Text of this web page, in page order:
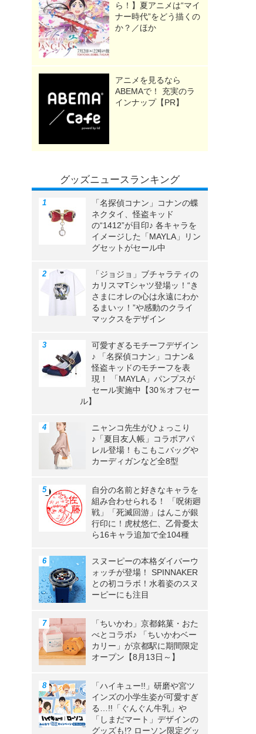
ら！】夏アニメは“マイ
ナー時代”をどう描くの
か？／ほか
アニメを見るなら
ABEMAで！ 充実のラ
インナップ【PR】
グッズニュースランキング
「名探偵コナン」コナンの蝶
ネクタイ、怪盗キッド
の“1412”が目印♪ 各キャラを
イメージした「MAYLA」リン
グセットがセール中
「ジョジョ」ブチャラティの
カリスマTシャツ登場ッ！“き
さまにオレの心は永遠にわか
るまいッ！”や感動のクライ
マックスをデザイン
可愛すぎるモチーフデザイン
♪ 「名探偵コナン」コナン&
怪盗キッドのモチーフを表
現！ 「MAYLA」パンプスが
セール実施中【30％オフセー
ル】
ニャンコ先生がひょっこり
♪「夏目友人帳」コラボアパ
レル登場！もこもこバッグや
カーディガンなど全8型
自分の名前と好きなキャラを
組み合わせられる！ 「呪術廻
戦」「死滅回游」はんこが銀
行印に！虎杖悠仁、乙骨憂太
ら16キャラ追加で全104種
スヌーピーの本格ダイバーウ
ォッチが登場！ SPINNAKER
との初コラボ！水着姿のスヌ
ーピーにも注目
「ちいかわ」京都銘菓・おた
べとコラボ♪ 「ちいかわベー
カリー」が京都駅に期間限定
オープン【8月13日～】
「ハイキュー!!」研磨や宮ツ
インズの小学生姿が可愛すぎ
る…!!「ぐんぐん牛乳」や
「しまだマート」デザインの
グッズも!? ローソン限定グッ